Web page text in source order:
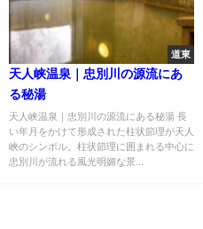
道東
天人峡温泉｜忠別川の源流にあ
る秘湯
天人峡温泉｜忠別川の源流にある秘湯 長
い年月をかけて形成された柱状節理が天人
峡のシンボル。柱状節理に囲まれる中心に
忠別川が流れる風光明媚な景...